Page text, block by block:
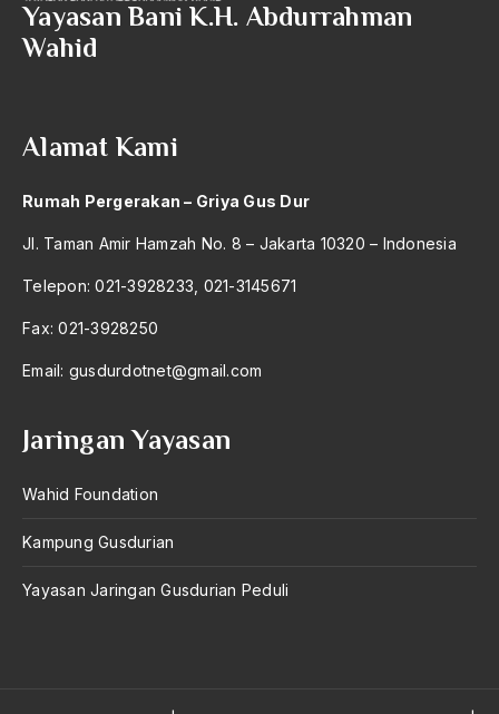
Yayasan Bani K.H. Abdurrahman
Wahid
Alamat Kami
Rumah Pergerakan – Griya Gus Dur
Jl. Taman Amir Hamzah No. 8 – Jakarta 10320 – Indonesia
Telepon: 021-3928233, 021-3145671
Fax: 021-3928250
Email: gusdurdotnet@gmail.com
Jaringan Yayasan
Wahid Foundation
Kampung Gusdurian
Yayasan Jaringan Gusdurian Peduli